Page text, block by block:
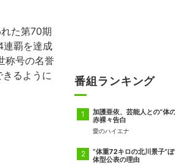
た第70期
連覇を達成
称号の名誉
るように
番組ランキング
加護亜依、芸能人との“体
赤裸々告白
愛のハイエナ
“体重72キロの北川景子”
体型公表の理由